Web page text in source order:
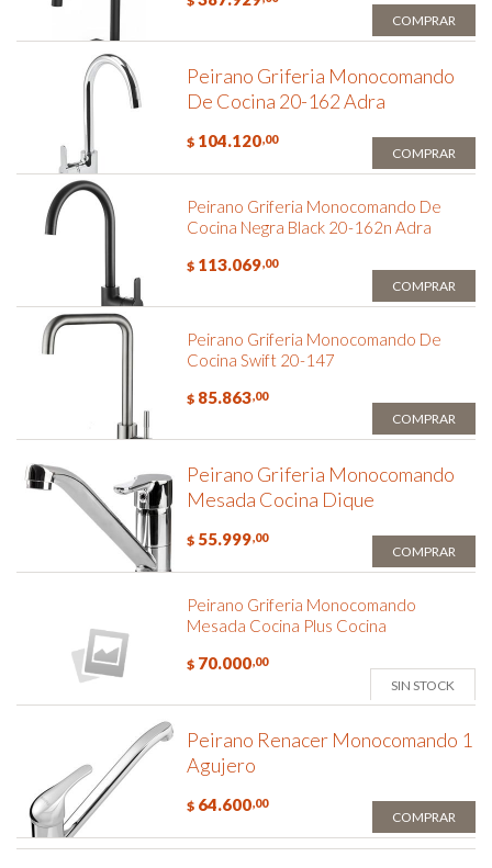
COMPRAR
Peirano Griferia Monocomando
De Cocina 20-162 Adra
$ 104.120,00
COMPRAR
Peirano Griferia Monocomando De
Cocina Negra Black 20-162n Adra
$ 113.069,00
COMPRAR
Peirano Griferia Monocomando De
Cocina Swift 20-147
$ 85.863,00
COMPRAR
Peirano Griferia Monocomando
Mesada Cocina Dique
$ 55.999,00
COMPRAR
Peirano Griferia Monocomando
Mesada Cocina Plus Cocina
$ 70.000,00
SIN STOCK
Peirano Renacer Monocomando 1
Agujero
$ 64.600,00
COMPRAR